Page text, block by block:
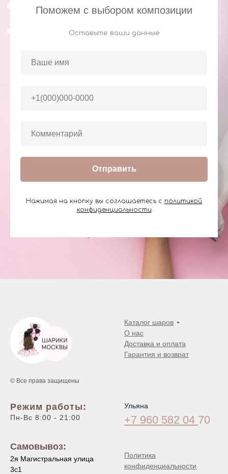
Поможем с выбором композиции
Оставьте ваши данные
Отправить
Нажимая на кнопку вы соглашаетесь с политикой
конфиденциальности
© Все права защищены
Каталог шаров
О нас
Доставка и оплата
Гарантия и возврат
Режим работы:
Пн-Вс 8:00 - 21:00
Самовывоз:
2я Магистральная улица
3с1
Ульяна
+7 960 582 04 70
Политика
конфиденциальности